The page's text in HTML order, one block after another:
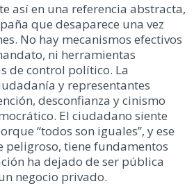
así en una referencia abstracta,
que desaparece una vez
No hay mecanismos efectivos
ni herramientas
de control político. La
y representantes
desconfianza y cinismo
El ciudadano siente
“todos son iguales”, y ese
peligroso, tiene fundamentos
ha dejado de ser pública
negocio privado.